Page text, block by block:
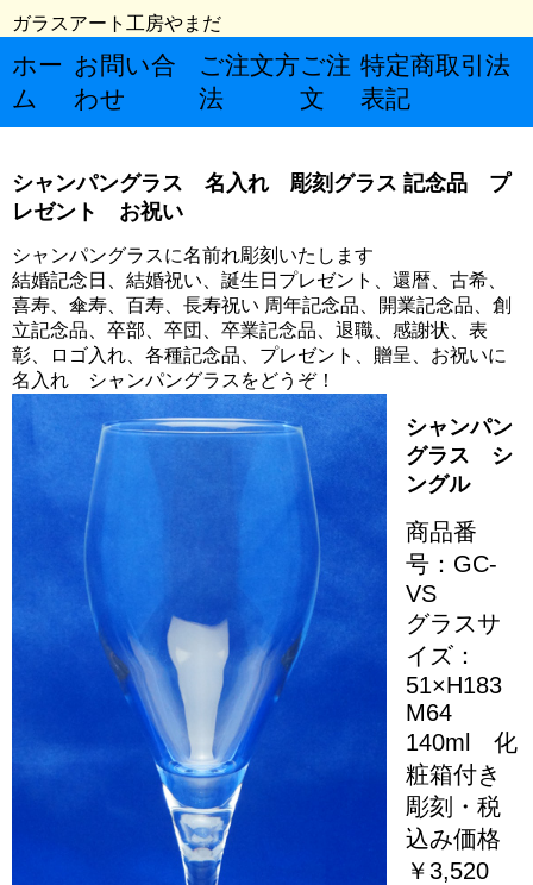
ガラスアート工房やまだ
ホー
ム
お問い合
わせ
ご注文方
法
ご注
文
特定商取引法
表記
シャンパングラス 名入れ 彫刻グラス 記念品 プ
レゼント お祝い
シャンパングラスに名前れ彫刻いたします
結婚記念日、結婚祝い、誕生日プレゼント、還暦、古希、
喜寿、傘寿、百寿、長寿祝い 周年記念品、開業記念品、創
立記念品、卒部、卒団、卒業記念品、退職、感謝状、表
彰、ロゴ入れ、各種記念品、プレゼント、贈呈、お祝いに
名入れ シャンパングラスをどうぞ！
シャンパン
グラス シ
ングル
商品番
号：GC-
VS
グラスサ
イズ：
51×H183
M64
140ml 化
粧箱付き
彫刻・税
込み価格
￥3,520